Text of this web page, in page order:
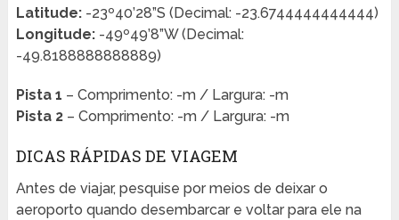
Latitude:-23º40’28”S (Decimal: -23.6744444444444)
Longitude:-49º49’8”W (Decimal:
-49.8188888888889)
Pista 1 – Comprimento: -m / Largura: -m
Pista 2– Comprimento: -m / Largura: -m
DICAS RÁPIDAS DE VIAGEM
Antes de viajar, pesquise por meios de deixar o
aeroporto quando desembarcar e voltar para ele na